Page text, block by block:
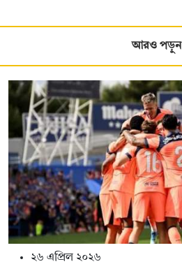
আরও পড়ুন
২৬ এপ্রিল ২০২৬